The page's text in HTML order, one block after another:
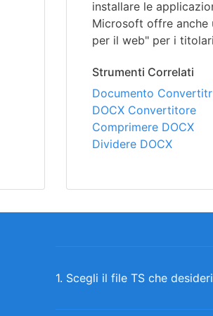
installare le
Microsoft offre anche
per il web" per i
Strumenti Correlati
Documento
DOCX Convertitore
Comprimere DOCX
Dividere DOCX
1. Scegli il file TS che